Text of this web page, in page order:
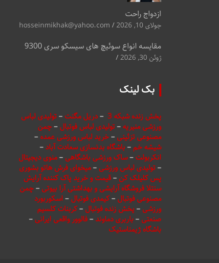
ازدواج راحت
جولای 10, 2026 hosseinmikhak@yahoo.com
مقایسه انواع سوئیچ های سیسکو سری 9300
ژوئن 30, 2026
بک لینک
پخش زنده شبکه 3 –دریل مگنت–تولیدی لباس
ورزشی منیریه–تولیدی لباس فوتبال –چمن
مصنوعی تزئینی –خرید لباس ورزشی عمده–
شیشه خم–باشگاه بدنسازی سعادت آباد –
انکربولت–ساک ورزشی باشگاهی –منوی دیجیتال
–تولیدی لباس ورزشی –میخوای فرش هاتو بشوری
پس کلیلک کن –قیمت و خرید پاک کننده آرایش
سنتلا فروشگاه آرایشی و بهداشتی آرا بیوتی –چمن
مصنوعی فوتبال –کیمدی فوتبال – اسکوربورد
ورزشی –پخش زنده فوتبال –کربنات کلسیم
صنعتی –باربری دماوند–فالوور واقعی ایرانی –
باشگاه ژیمناستیک